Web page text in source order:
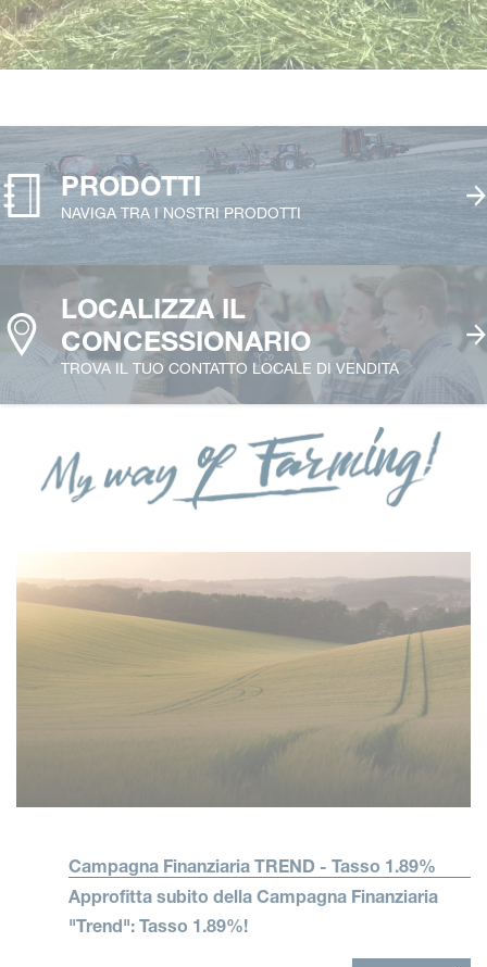
PRODOTTI
NAVIGA TRA I NOSTRI PRODOTTI
LOCALIZZA IL
CONCESSIONARIO
TROVA IL TUO CONTATTO LOCALE DI VENDITA
Campagna Finanziaria TREND - Tasso 1.89%
Approfitta subito della Campagna Finanziaria
"Trend": Tasso 1.89%!